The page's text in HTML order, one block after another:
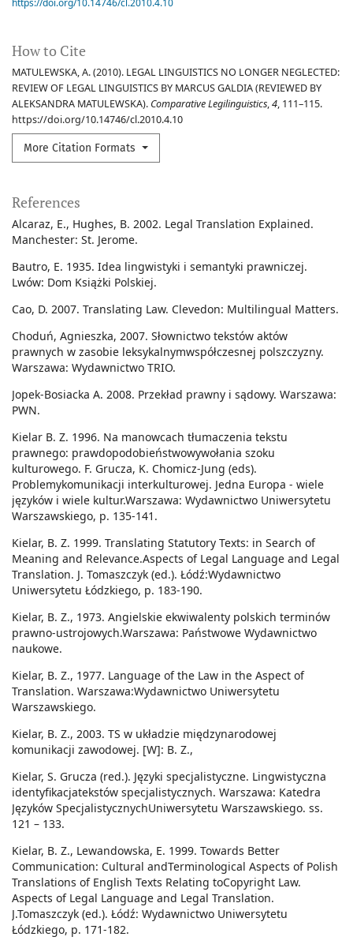
How to Cite
MATULEWSKA, A. (2010). LEGAL LINGUISTICS NO LONGER NEGLECTED:
REVIEW OF LEGAL LINGUISTICS BY MARCUS GALDIA (REVIEWED BY
ALEKSANDRA MATULEWSKA). Comparative Legilinguistics,4, 111–115.
https://doi.org/10.14746/cl.2010.4.10
More Citation Formats
https://doi.org/10.14746/cl.2010.4.10
References
Alcaraz, E., Hughes, B. 2002. Legal Translation Explained.
Manchester: St. Jerome.
Bautro, E. 1935. Idea lingwistyki i semantyki prawniczej.
Lwów: Dom Książki Polskiej.
Cao, D. 2007. Translating Law. Clevedon: Multilingual Matters.
Choduń, Agnieszka, 2007. Słownictwo tekstów aktów
prawnych w zasobie leksykalnymwspółczesnej polszczyzny.
Warszawa: Wydawnictwo TRIO.
Jopek-Bosiacka A. 2008. Przekład prawny i sądowy. Warszawa:
PWN.
Kielar B. Z. 1996. Na manowcach tłumaczenia tekstu
prawnego: prawdopodobieństwowywołania szoku
kulturowego. F. Grucza, K. Chomicz-Jung (eds).
Problemykomunikacji interkulturowej. Jedna Europa - wiele
języków i wiele kultur.Warszawa: Wydawnictwo Uniwersytetu
Warszawskiego, p. 135-141.
Kielar, B. Z. 1999. Translating Statutory Texts: in Search of
Meaning and Relevance.Aspects of Legal Language and Legal
Translation. J. Tomaszczyk (ed.). Łódź:Wydawnictwo
Uniwersytetu Łódzkiego, p. 183-190.
Kielar, B. Z., 1973. Angielskie ekwiwalenty polskich terminów
prawno-ustrojowych.Warszawa: Państwowe Wydawnictwo
naukowe.
Kielar, B. Z., 1977. Language of the Law in the Aspect of
Translation. Warszawa:Wydawnictwo Uniwersytetu
Warszawskiego.
Kielar, B. Z., 2003. TS w układzie międzynarodowej
komunikacji zawodowej. [W]: B. Z.,
Kielar, S. Grucza (red.). Języki specjalistyczne. Lingwistyczna
identyfikacjatekstów specjalistycznych. Warszawa: Katedra
Języków SpecjalistycznychUniwersytetu Warszawskiego. ss.
121 – 133.
Kielar, B. Z., Lewandowska, E. 1999. Towards Better
Communication: Cultural andTerminological Aspects of Polish
Translations of English Texts Relating toCopyright Law.
Aspects of Legal Language and Legal Translation.
J.Tomaszczyk (ed.). Łódź: Wydawnictwo Uniwersytetu
Łódzkiego, p. 171-182.